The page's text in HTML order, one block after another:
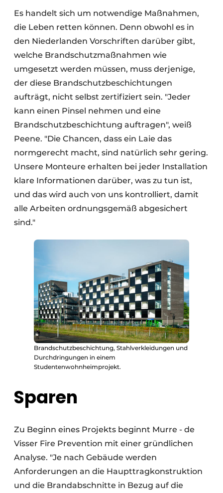
Es handelt sich um notwendige Maßnahmen,
die Leben retten können. Denn obwohl es in
den Niederlanden Vorschriften darüber gibt,
welche Brandschutzmaßnahmen wie
umgesetzt werden müssen, muss derjenige,
der diese Brandschutzbeschichtungen
aufträgt, nicht selbst zertifiziert sein. "Jeder
kann einen Pinsel nehmen und eine
Brandschutzbeschichtung auftragen", weiß
Peene. "Die Chancen, dass ein Laie das
normgerecht macht, sind natürlich sehr gering.
Unsere Monteure erhalten bei jeder Installation
klare Informationen darüber, was zu tun ist,
und das wird auch von uns kontrolliert, damit
alle Arbeiten ordnungsgemäß abgesichert
sind."
Brandschutzbeschichtung, Stahlverkleidungen und
Durchdringungen in einem
Studentenwohnheimprojekt.
Sparen
Zu Beginn eines Projekts beginnt Murre - de
Visser Fire Prevention mit einer gründlichen
Analyse. "Je nach Gebäude werden
Anforderungen an die Haupttragkonstruktion
und die Brandabschnitte in Bezug auf die